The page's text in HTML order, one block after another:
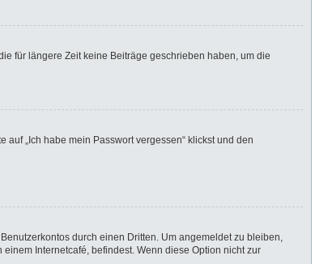
für längere Zeit keine Beiträge geschrieben haben, um die
„Ich habe mein Passwort vergessen“ klickst und den
durch einen Dritten. Um angemeldet zu bleiben,
Internetcafé, befindest. Wenn diese Option nicht zur